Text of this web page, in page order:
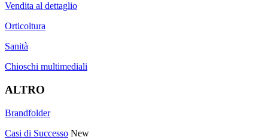
Vendita al dettaglio
Orticoltura
Sanità
Chioschi multimediali
ALTRO
Brandfolder
Casi di Successo New